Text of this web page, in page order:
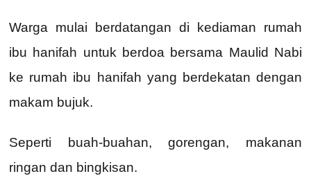
Warga mulai berdatangan di kediaman rumah
ibu hanifah untuk berdoa bersama Maulid Nabi
ke rumah ibu hanifah yang berdekatan dengan
makam bujuk.
Seperti buah-buahan, gorengan, makanan
ringan dan bingkisan.